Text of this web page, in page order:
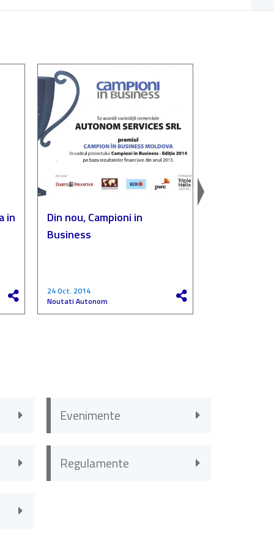
in
Din nou, Campioni in
Business
24 Oct. 2014
Noutati Autonom
Evenimente
Regulamente